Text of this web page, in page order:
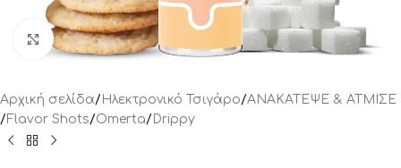
Click to enlarge
Αρχική σελίδα/ Ηλεκτρονικό Τσιγάρο/ΑΝΑΚΑΤΕΨΕ & ΑΤΜΙΣΕ
/Flavor Shots/Omerta/ Drippy